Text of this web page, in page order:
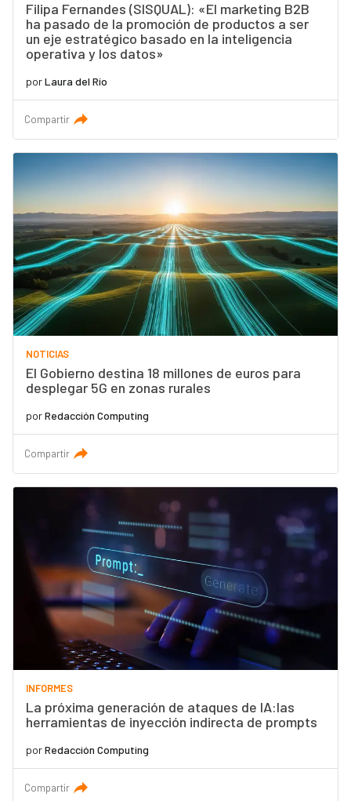
Filipa Fernandes (SISQUAL): «El marketing B2B
ha pasado de la promoción de productos a ser
un eje estratégico basado en la inteligencia
operativa y los datos»
porLaura del Río
Compartir
NOTICIAS
El Gobierno destina 18 millones de euros para
desplegar 5G en zonas rurales
porRedacción Computing
Compartir
INFORMES
La próxima generación de ataques de IA:las
herramientas de inyección indirecta de prompts
porRedacción Computing
Compartir